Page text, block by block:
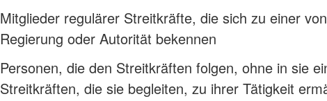
Mitglieder regulärer Streitkräfte, die sich zu einer
Regierung oder Autorität bekennen
Personen, die den Streitkräften folgen, ohne in sie
Streitkräften, die sie begleiten, zu ihrer Tätigkeit